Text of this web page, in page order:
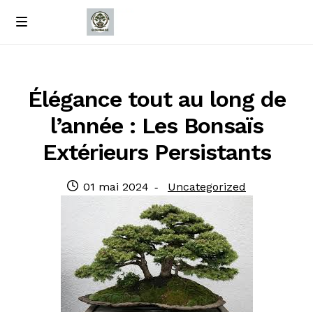
Passer
Passer
M
À propos de nous
Contact
Élégance tout au long de
l’année : Les Bonsaïs
Extérieurs Persistants
Publié
01 mai 2024
Catégorie
:
Uncategorized